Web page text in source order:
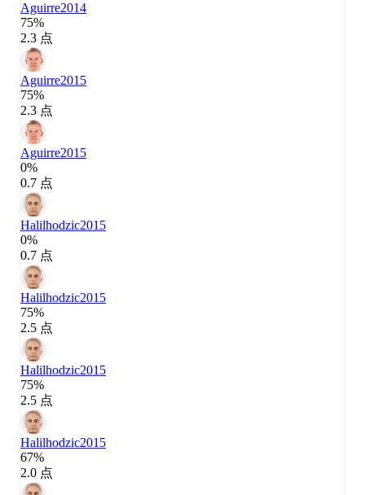
Aguirre2014
75%
2.3 点
Aguirre2015
75%
2.3 点
Aguirre2015
0%
0.7 点
Halilhodzic2015
0%
0.7 点
Halilhodzic2015
75%
2.5 点
Halilhodzic2015
75%
2.5 点
Halilhodzic2015
67%
2.0 点